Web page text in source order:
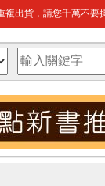
出貨，請您千萬不要